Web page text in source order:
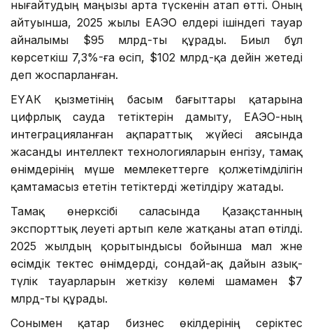
нығайтудың маңызы арта түскенін атап өтті. Оның
айтуынша, 2025 жылы ЕАЭО елдері ішіндегі тауар
айналымы $95 млрд-ты құрады. Биыл бұл
көрсеткіш 7,3%-ға өсіп, $102 млрд-қа дейін жетеді
деп жоспарланған.
ЕҮАК қызметінің басым бағыттары қатарына
цифрлық сауда тетіктерін дамыту, ЕАЭО-ның
интеграцияланған ақпараттық жүйесі аясында
жасанды интеллект технологияларын енгізу, тамақ
өнімдерінің мүше мемлекеттерге қолжетімділігін
қамтамасыз ететін тетіктерді жетілдіру жатады.
Тамақ өнеркәсібі саласында Қазақстанның
экспорттық әлеуеті артып келе жатқаны атап өтілді.
2025 жылдың қорытындысы бойынша мал және
өсімдік тектес өнімдерді, сондай-ақ дайын азық-
түлік тауарларын жеткізу көлемі шамамен $7
млрд-ты құрады.
Сонымен қатар бизнес өкілдерінің серіктес